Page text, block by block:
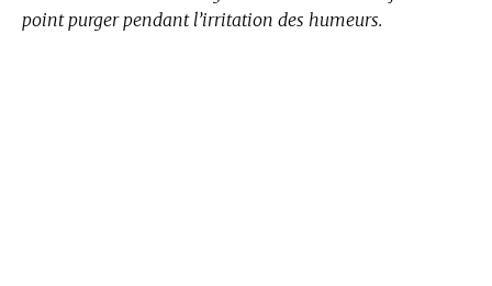
point purger pendant l’irritation des humeurs.